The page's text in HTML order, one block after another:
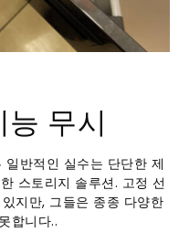
무시
반적인 실수는 단단한 제
스토리지 솔루션. 고정 선
지만, 그들은 종종 다양한
합니다..